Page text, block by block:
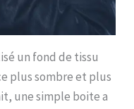
un fond de tissu
plus sombre et plus
une simple boite a